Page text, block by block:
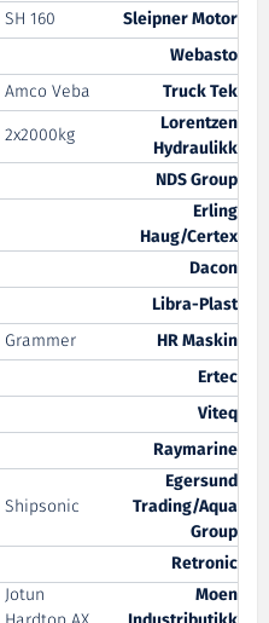
SH 160
Sleipner Motor
Webasto
Amco Veba
Truck Tek
2x2000kg
Lorentzen
Hydraulikk
NDS Group
Erling
Haug/Certex
Dacon
Libra-Plast
Grammer
HR Maskin
Ertec
Viteq
Raymarine
Shipsonic
Egersund
Trading/Aqua
Group
Retronic
Jotun
Moen